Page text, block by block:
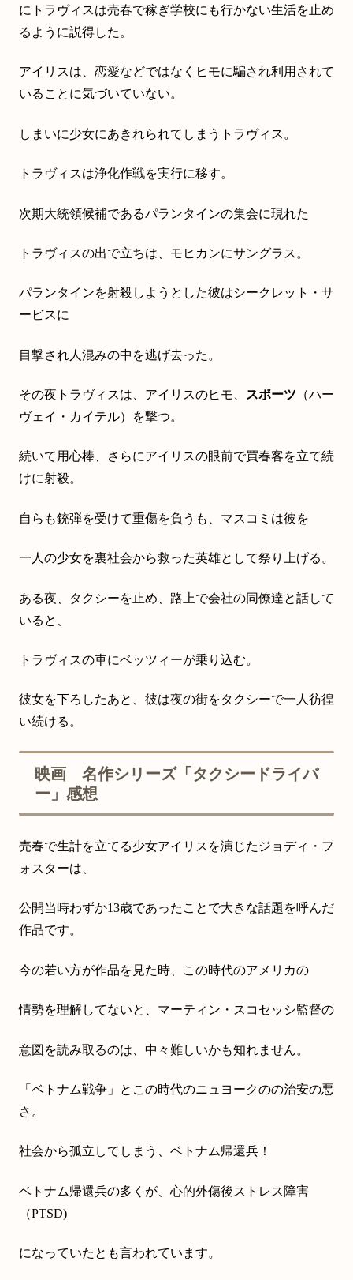
にトラヴィスは売春で稼ぎ学校にも行かない生活を止め
るように説得した。
アイリスは、恋愛などではなくヒモに騙され利用されて
いることに気づいていない。
しまいに少女にあきれられてしまうトラヴィス。
トラヴィスは浄化作戦を実行に移す。
次期大統領候補であるパランタインの集会に現れた
トラヴィスの出で立ちは、モヒカンにサングラス。
パランタインを射殺しようとした彼はシークレット・サ
ービスに
目撃され人混みの中を逃げ去った。
その夜トラヴィスは、アイリスのヒモ、 スポーツ （ハー
ヴェイ・カイテル）を撃つ。
続いて用心棒、さらにアイリスの眼前で買春客を立て続
けに射殺。
自らも銃弾を受けて重傷を負うも、マスコミは彼を
一人の少女を裏社会から救った英雄として祭り上げる。
ある夜、タクシーを止め、路上で会社の同僚達と話して
いると、
トラヴィスの車にベッツィーが乗り込む。
彼女を下ろしたあと、彼は夜の街をタクシーで一人彷徨
い続ける。
映画 名作シリーズ「タクシードライバ
ー」感想
売春で生計を立てる少女アイリスを演じたジョディ・フ
ォスターは、
公開当時わずか13歳であったことで大きな話題を呼んだ
作品です。
今の若い方が作品を見た時、この時代のアメリカの
情勢を理解してないと、マーティン・スコセッシ監督の
意図を読み取るのは、中々難しいかも知れません。
「ベトナム戦争」とこの時代のニュヨークのの治安の悪
さ。
社会から孤立してしまう、ベトナム帰還兵！
ベトナム帰還兵の多くが、心的外傷後ストレス障害
（PTSD)
になっていたとも言われています。